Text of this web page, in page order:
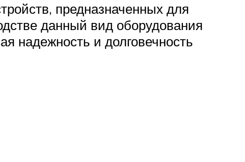
предназначенных для
данный вид оборудования
надежность и долговечность